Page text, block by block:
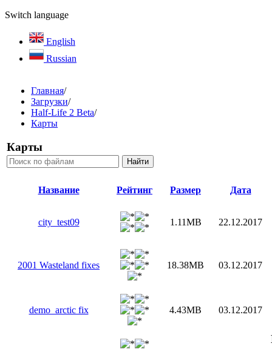
Switch language
English
Russian
Главная/
Загрузки/
Half-Life 2 Beta/
Карты
Карты
Название Рейтинг Размер Дата
city_test09 1.11MB 22.12.2017
2001 Wasteland fixes 18.38MB 03.12.2017
demo_arctic fix 4.43MB 03.12.2017